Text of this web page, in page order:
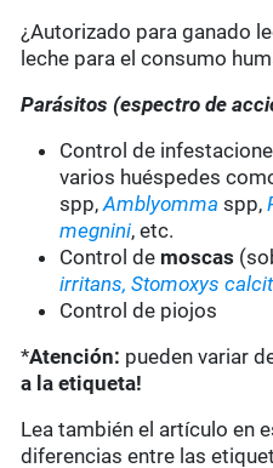
¿Autorizado para ganado
leche para el consumo
Parásitos (espectro de
Control de
varios huéspedes
spp,Amblyommaspp,
megnini, etc.
Control de moscas
irritans, Stomoxys
Control de piojos
*Atención: pueden variar
a la etiqueta!
Lea también el artículo en
diferencias entre las